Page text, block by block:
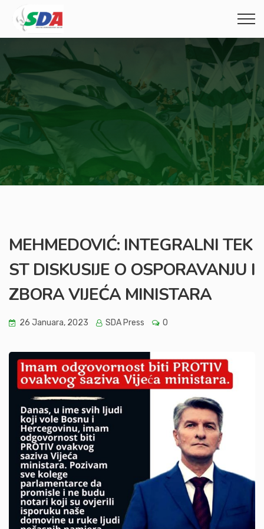
MEHMEDOVIĆ: INTEGRALNI TEK
ST DISKUSIJE O OSPORAVANJU I
ZBORA VIJEĆA MINISTARA
26 Januara, 2023 SDA Press 0